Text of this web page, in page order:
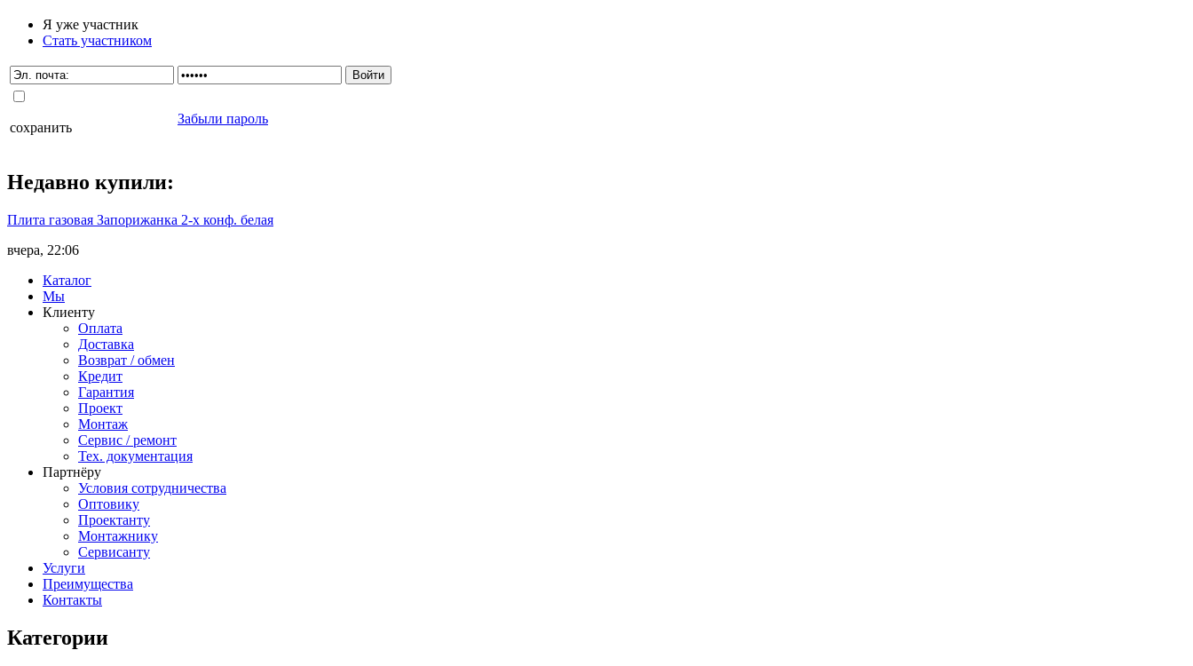
Я уже участник
Стать участником
сохранить
Забыли пароль
Недавно купили:
Плита газовая Запорижанка 2-х конф. белая
вчера, 22:06
Каталог
Мы
Клиенту
Оплата
Доставка
Возврат / обмен
Кредит
Гарантия
Проект
Монтаж
Сервис / ремонт
Тех. документация
Партнёру
Условия сотрудничества
Оптовику
Проектанту
Монтажнику
Сервисанту
Услуги
Преимущества
Контакты
Категории